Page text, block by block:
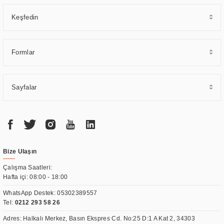
Keşfedin
Formlar
Sayfalar
Bize Ulaşın
Çalışma Saatleri:
Hafta içi: 08:00 - 18:00
WhatsApp Destek:05302389557
Tel: 0212 293 58 26
Adres: Halkalı Merkez, Basın Ekspres Cd. No:25 D:1 A Kat 2, 34303